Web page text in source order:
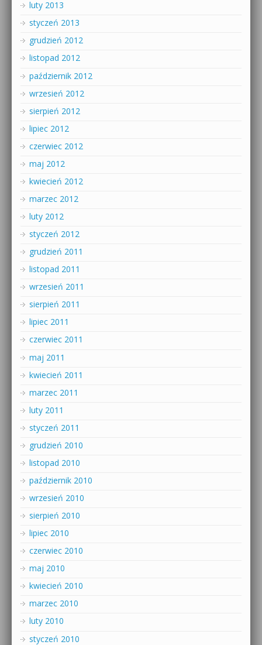
luty 2013
styczeń 2013
grudzień 2012
listopad 2012
październik 2012
wrzesień 2012
sierpień 2012
lipiec 2012
czerwiec 2012
maj 2012
kwiecień 2012
marzec 2012
luty 2012
styczeń 2012
grudzień 2011
listopad 2011
wrzesień 2011
sierpień 2011
lipiec 2011
czerwiec 2011
maj 2011
kwiecień 2011
marzec 2011
luty 2011
styczeń 2011
grudzień 2010
listopad 2010
październik 2010
wrzesień 2010
sierpień 2010
lipiec 2010
czerwiec 2010
maj 2010
kwiecień 2010
marzec 2010
luty 2010
styczeń 2010